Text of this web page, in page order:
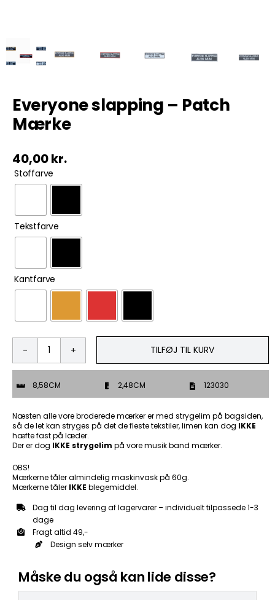
ØL & Spiritus
Tøj & Andre Varer
Rodkasse/Tilbud
Everyone slapping – Patch
Mærke
40,00kr.
Stoffarve
Tekstfarve
Kantfarve
Everyone
slapping
Patch
Mærke
antal
TILFØJ TIL KURV
8,58CM 2,48CM 123030
Næsten alle vore broderede mærker er med strygelim på bagsiden,
så de let kan stryges på det de fleste tekstiler, limen kan dog IKKE
hæfte fast på læder.
Der er dog IKKE strygelim på vore musik band mærker.
OBS!
Mærkerne tåler almindelig maskinvask på 60g.
Mærkerne tåler IKKE blegemiddel.
Dag til dag levering af lagervarer – individuelt tilpassede 1-3
dage
Fragt altid 49,-
Design selv mærker
Måske du også kan lide disse?